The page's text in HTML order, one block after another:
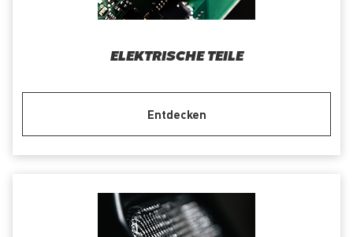
ELEKTRISCHE TEILE
Entdecken